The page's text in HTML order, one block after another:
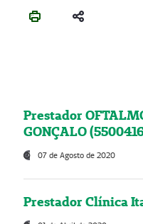
Prestador
GONÇALO
07 de Agosto de 2020
Prestador Clínica